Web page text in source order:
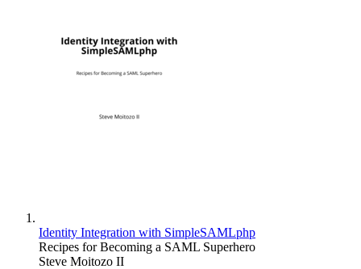
Identity Integration with SimpleSAMLphp
Recipes for Becoming a SAML Superhero
Steve Moitozo II